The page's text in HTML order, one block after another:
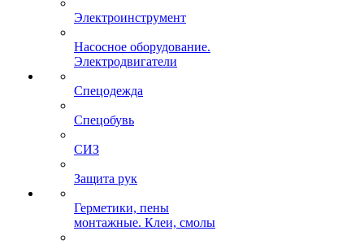
Электроинструмент
Насосное оборудование.
Электродвигатели
Спецодежда
Спецобувь
СИЗ
Защита рук
Герметики, пены
монтажные. Клеи, смолы